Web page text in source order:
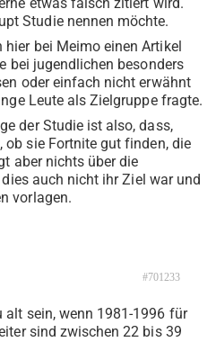
Studie nennen möchte.
hier bei Meimo einen Artikel
bei jugendlichen besonders
oder einfach nicht erwähnt
Leute als Zielgruppe fragte.
der Studie ist also, dass,
sie Fortnite gut finden, die
aber nichts über die
auch nicht ihr Ziel war und
vorlagen.
#701233
alt sein, wenn 1981-1996 für
sind zwischen 22 bis 39